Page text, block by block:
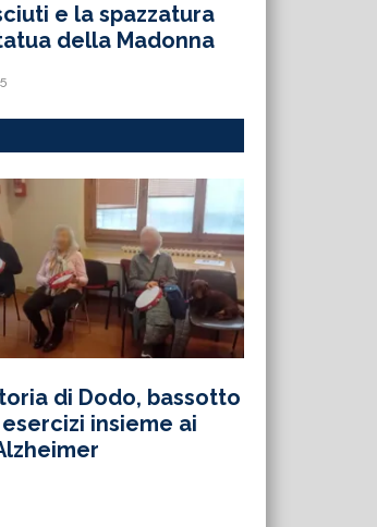
e la spazzatura
della Madonna
di Dodo, bassotto
insieme ai